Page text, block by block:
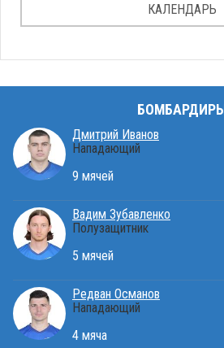
КАЛЕНДАРЬ
БОМБАРДИРЫ
Дмитрий Иванов
Нападающий
9 мячей
Вадим Зубавленко
Полузащитник
5 мячей
Редван Османов
Нападающий
4 мяча